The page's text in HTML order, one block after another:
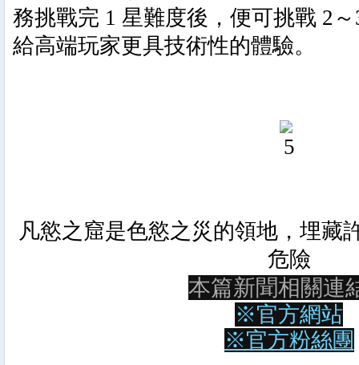
務挑戰完 1 星難度後，便可挑戰 2
給高端玩家更具技術性的體驗。
凡慾之窟是色慾之災的領地，埋藏
危險
本篇新聞相關連
※官方網站
※官方粉絲團